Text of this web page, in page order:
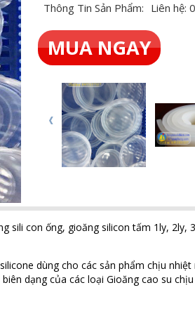
Thông Tin Sản Phẩm: Liên hệ:
MUA NGAY
con ống, gioăng silicon tấm 1ly,
dùng cho các sản phẩm chịu
dạng của các loại Gioăng cao su